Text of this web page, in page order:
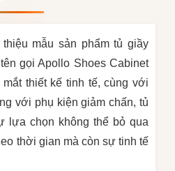
mẫu sản phẩm tủ giầy
gọi Apollo Shoes Cabinet
thiết kế tinh tế, cùng với
với phụ kiện giảm chấn, tủ
lựa chọn không thể bỏ qua
thời gian mà còn sự tinh tế